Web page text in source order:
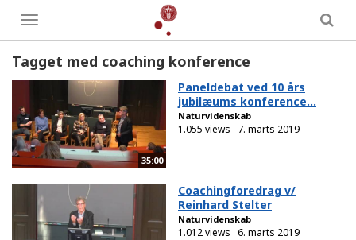
Toggle
menu
Tagget med coaching konference
35:00
Paneldebat ved 10 års
jubilæums konference...
Naturvidenskab
1.055 views 7. marts 2019
Coachingforedrag v/
Reinhard Stelter
Naturvidenskab
1.012 views 6. marts 2019